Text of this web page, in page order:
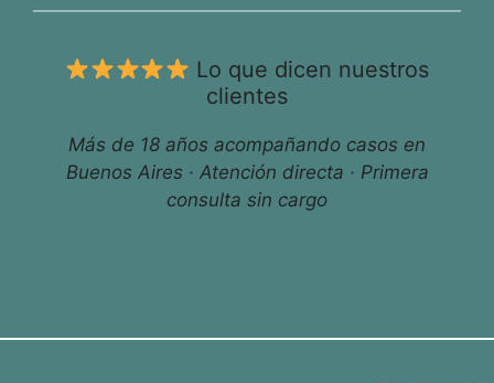
Lo que dicen nuestros
clientes
Más de 18 años acompañando casos en
Buenos Aires · Atención directa · Primera
consulta sin cargo